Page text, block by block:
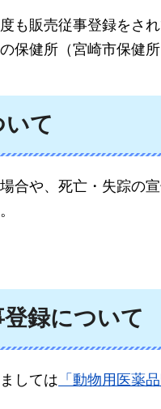
も販売従事登録をさ
保健所（宮崎市保健
いて
合や、死亡・失踪の
録について
しては 「動物用医薬